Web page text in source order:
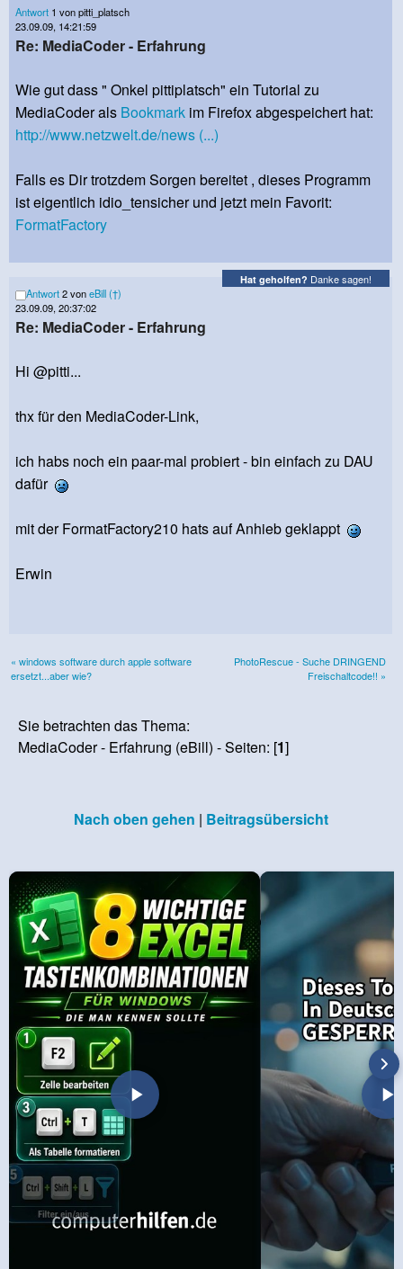
Antwort 1 von pitti_platsch
23.09.09, 14:21:59
Re: MediaCoder - Erfahrung
Wie gut dass " Onkel pittiplatsch" ein Tutorial zu
MediaCoder als Bookmark im Firefox abgespeichert hat:
http://www.netzwelt.de/news (...)
Falls es Dir trotzdem Sorgen bereitet , dieses Programm
ist eigentlich idio_tensicher und jetzt mein Favorit:
FormatFactory
Hat geholfen? Danke sagen!
Antwort2 voneBill (†)
23.09.09, 20:37:02
Re: MediaCoder - Erfahrung
Hi @pitti...
thx für den MediaCoder-Link,
ich habs noch ein paar-mal probiert - bin einfach zu DAU
dafür
mit der FormatFactory210 hats auf Anhieb geklappt
Erwin
« windows software durch apple software
ersetzt...aber wie?
PhotoRescue - Suche DRINGEND
Freischaltcode!! »
Sie betrachten das Thema:
MediaCoder - Erfahrung (eBill) - Seiten: [1]
Nach oben gehen | Beitragsübersicht